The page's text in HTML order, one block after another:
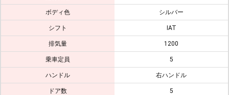
ボディ色 シルバー
シフト IAT
排気量 1200
乗車定員 5
ハンドル 右ハンドル
ドア数 5